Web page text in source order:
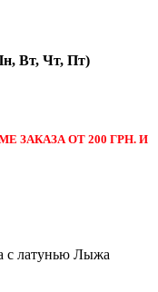
Вт, Чт, Пт)
ЗАКАЗА ОТ 200 ГРН. И
с латунью Лыжа